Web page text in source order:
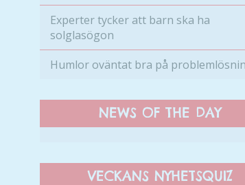
Experter tycker att barn ska ha
solglasögon
Humlor oväntat bra på
NEWS OF THE DAY
VECKANS NYHETSQUIZ